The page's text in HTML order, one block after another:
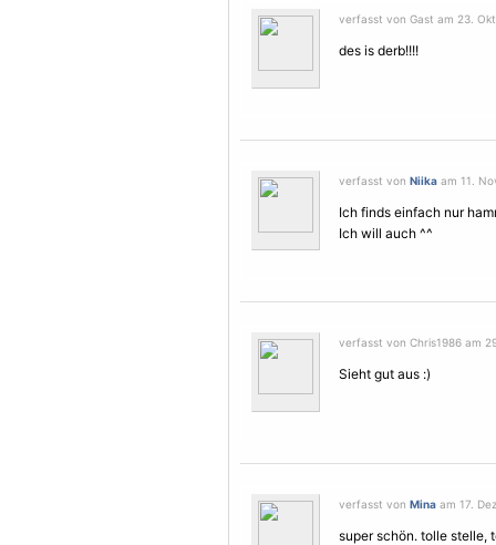
verfasst von Gast am 23.
des is derb!!!!
verfasst von Niika am 11.
Ich finds einfach nur
Ich will auch ^^
verfasst von Chris1986 am
Sieht gut aus :)
verfasst von Mina am 17.
super schön. tolle stelle,